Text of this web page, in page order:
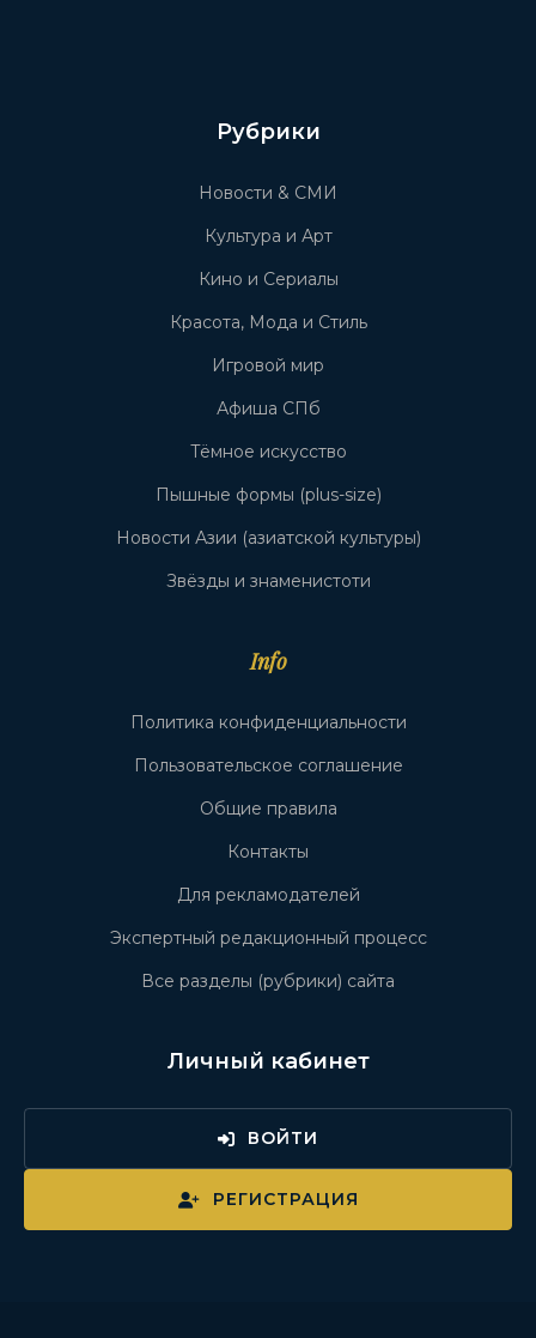
Рубрики
Новости & СМИ
Культура и Арт
Кино и Сериалы
Красота, Мода и Стиль
Игровой мир
Афиша СПб
Тёмное искусство
Пышные формы (plus-size)
Новости Азии (азиатской культуры)
Звёзды и знаменистоти
Info
Политика конфиденциальности
Пользовательское соглашение
Общие правила
Контакты
Для рекламодателей
Экспертный редакционный процесс
Все разделы (рубрики) сайта
Личный кабинет
ВОЙТИ
РЕГИСТРАЦИЯ